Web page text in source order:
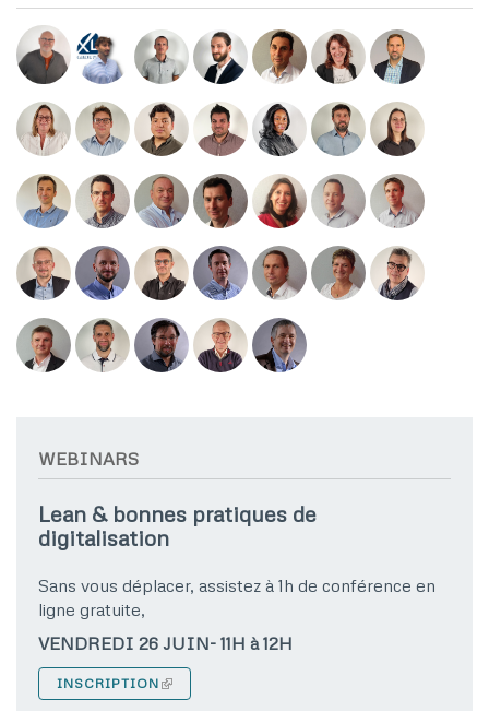
WEBINARS
Lean & bonnes pratiques de
digitalisation
Sans vous déplacer, assistez à 1h de conférence en
ligne gratuite,
VENDREDI 26 JUIN- 11H à 12H
INSCRIPTION